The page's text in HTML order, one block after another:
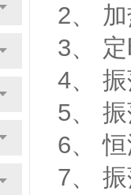
2、
3、
4、
5、
6、
7、